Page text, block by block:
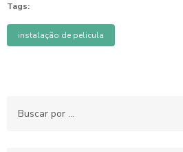
Tags:
instalação de pelicula